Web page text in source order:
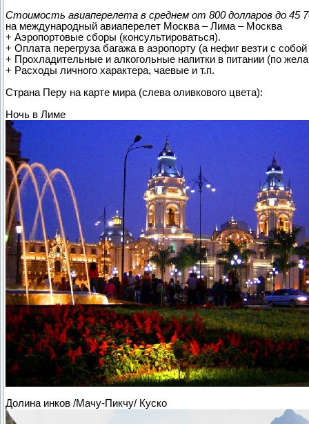
Стоимость авиаперелета в среднем от 800 долларов до 45
на международный авиаперелет Москва – Лима – Москва
+ Аэропортовые сборы (консультироваться).
+ Оплата перегруза багажа в аэропорту (а нефиг везти с
+ Прохладительные и алкогольные напитки в питании (по
+ Расходы личного характера, чаевые и т.п.
Страна Перу на карте мира (слева оливкового цвета):
Ночь в Лиме
Долина инков /Мачу-Пикчу/ Куско